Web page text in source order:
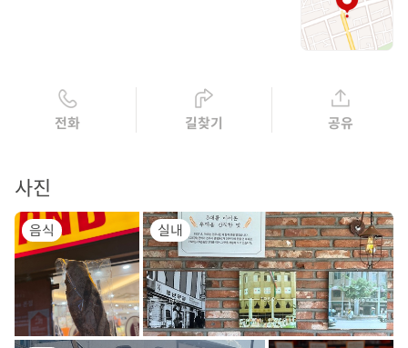
전화 길찾기 공유
사진
음식 실내